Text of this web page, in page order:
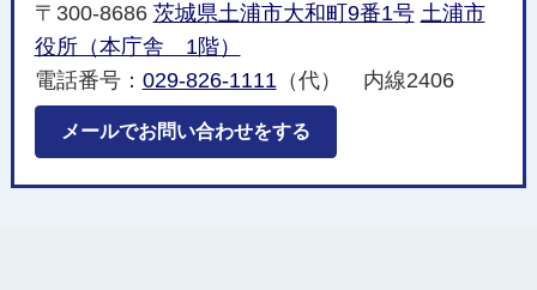
〒300-8686 茨城県土浦市大和町9番1号 土浦市
役所（本庁舎 1階）
電話番号： 029-826-1111（代） 内線2406
メールでお問い合わせをする